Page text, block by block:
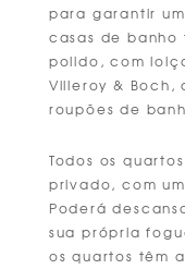
para garantir
casas de
polido, com
Villeroy & Boch,
roupões de
Todos os
privado, com
Poderá
sua própria
os quartos têm